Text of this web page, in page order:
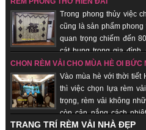
đến với quý khách hàng.Trong phong thủy việc
cũng là sản phẩm
quan trọng chiếm đến
cát hung trong gia
thông dẫn khí từ bên ngoài vào bên
dụng đi kèm, trang trí cho cửa nhà nói
những vật phẩm quan trọng giúp gia
mắn, bình an.
CHỌN RÈM VẢI CHO MÙA HÈ OI BỨC
Vào mùa hè với thời tiết
thì việc chọn lựa rèm
trọng, rèm vải không
còn cản nắng cách
khách hàng luôn mát. Khi ai đó nhìn
TRANG TRÍ RÈM VẢI NHÀ ĐẸP